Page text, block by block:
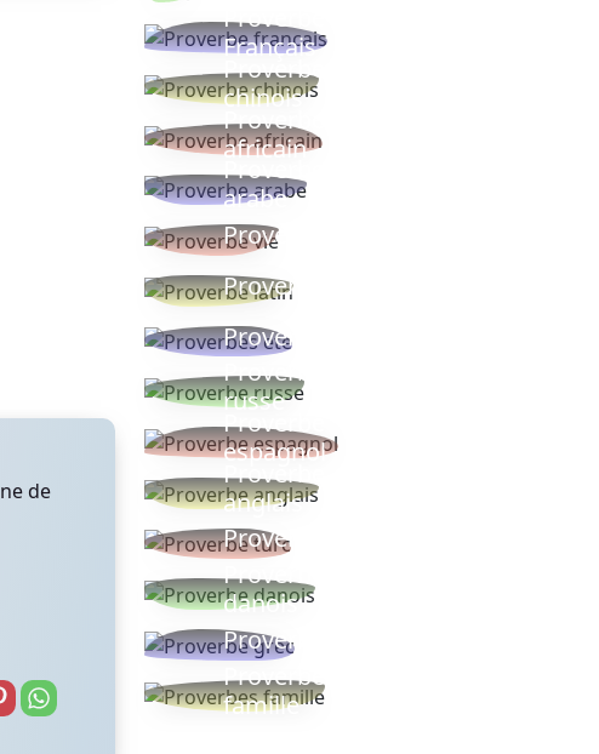
de
Proverbe
Français
Proverbe
chinois
Proverbe
africain
Proverbe
arabe
Proverbe vie
Proverbe latin
Proverbes ete
Proverbe
russe
Proverbe
espagnol
Proverbe
anglais
Proverbe turc
Proverbe
danois
Proverbe grec
Proverbes
famille